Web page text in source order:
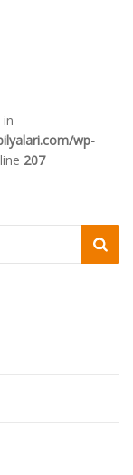
wp-
207